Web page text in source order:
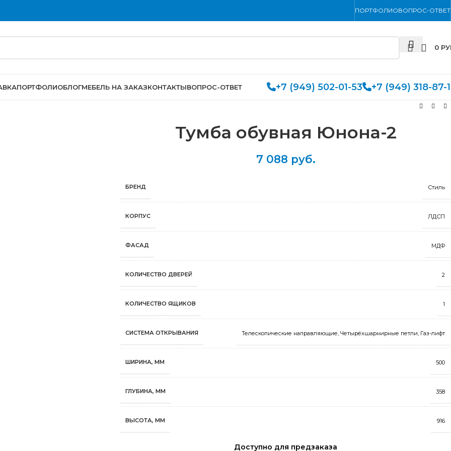
ПОРТФОЛИОВОПРОС-ОТВЕТ
0
ПОРТФОЛИОБЛОГМЕБЕЛЬ НА ЗАКАЗКОНТАКТЫВОПРОС-ОТВЕТ +7 (949) 502-01-53 +7 (949) 318-87-
Тумба обувная Юнона-2
7 088 руб.
БРЕНД Стиль
КОРПУС ЛДСП
ФАСАД МДФ
КОЛИЧЕСТВО ДВЕРЕЙ 2
КОЛИЧЕСТВО ЯЩИКОВ 1
СИСТЕМА ОТКРЫВАНИЯ Телескопические направляющие Четырёхшарнирные петли Газ-лифт
ШИРИНА, ММ 500
ГЛУБИНА, ММ 358
ВЫСОТА, ММ 916
Доступно для предзаказа